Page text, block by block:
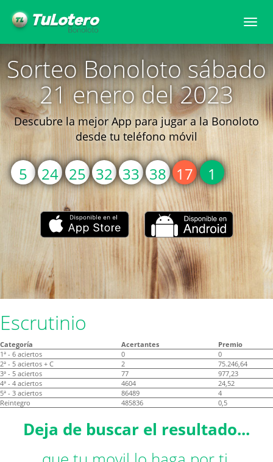
Sorteo Bonoloto sábado
21 enero del 2023
Descubre la mejor App para jugar a la Bonoloto
desde tu teléfono móvil
5 24 25 32 33 38 17 1
Escrutinio
Categoría Acertantes
Premio
1ª - 6 aciertos
0
0
2ª - 5 aciertos + C
2
75.246,64
3ª - 5 aciertos
77
977,23
4ª - 4 aciertos
4604
24,52
5ª - 3 aciertos
86489
4
Reintegro
485836 0,5
Deja de buscar el resultado...